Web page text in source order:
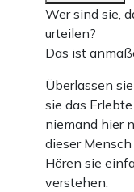
Wer sind sie,
urteilen?
Das ist
Überlassen
sie das
niemand hier
dieser
Hören sie
verstehen.